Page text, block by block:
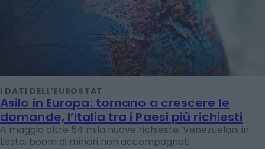
I DATI DELL’EUROSTAT
Asilo in Europa: tornano a crescere le
domande, l’Italia tra i Paesi più richiesti
A maggio oltre 54 mila nuove richieste. Venezuelani in
testa, boom di minori non accompagnati